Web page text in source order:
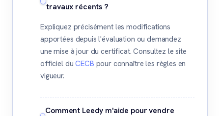
travaux récents ?
Expliquez précisément les modifications
apportées depuis l'évaluation ou demandez
une mise à jour du certificat. Consultez le site
officiel duCECB pour connaître les règles en
vigueur.
Comment Leedy m'aide pour vendre